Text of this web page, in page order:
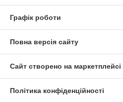
Графік роботи
Повна версія сайту
Сайт створено на маркетплейсі
Політика конфіденційності